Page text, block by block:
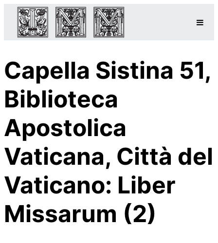
Capella Sistina 51,
Biblioteca
Apostolica
Vaticana, Città del
Vaticano: Liber
Missarum (2)